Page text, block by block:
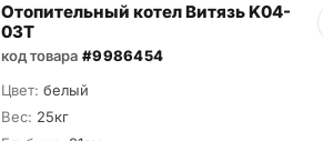
Отопительный котел Витязь K04-
03T
код товара #9986454
Цвет: белый
Вес: 25кг